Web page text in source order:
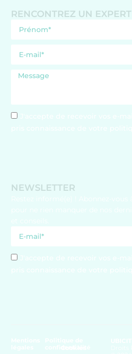
RENCONTREZ UN EXPERT
NEWSLETTER